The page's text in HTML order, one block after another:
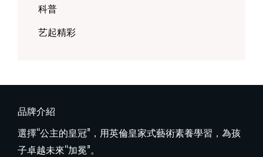
科普
艺起精彩
品牌介紹
選擇“公主的皇冠”，用英倫皇家式藝術素養學習，為孩
子卓越未來“加冕”。